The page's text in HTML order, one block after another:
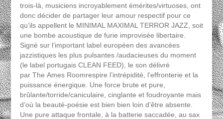
trois-là, musiciens incroyablement émérites/virtuoses, ont
donc décider de partager leur amour respectif pour ce
qu’ils appellent le MINIMAL MAXIMAL TERROR JAZZ, soit
une bombe acoustique de furie improvisée libertaire.
Signé sur l’important label européen des avancées
jazzistiques les plus pulsantes /audacieuses du moment
(le label portugais CLEAN FEED), le son délivré
par The Ames Roomrespire l’intrépidité, l’effronterie et la
puissance énergique. Une force brute et pure,
brûlante/torride/caniculaire, cinglante et foudroyante mais
d’où la beauté-poésie est bien bien loin d’être absente.
Une pure attaque frontale, à la batterie saccadée, au sax